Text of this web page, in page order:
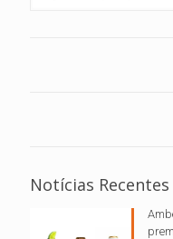
Notícias Recentes